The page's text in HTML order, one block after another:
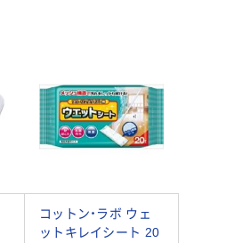
コットン・ラボ ウェ
ットキレイシート 20